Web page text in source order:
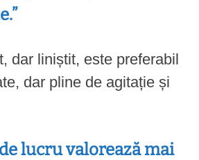
dar liniștit, este preferabil
dar pline de agitație și
de lucru valorează mai